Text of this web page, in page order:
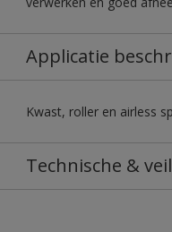
Applicatie
Kwast, roller en airless
Technische &